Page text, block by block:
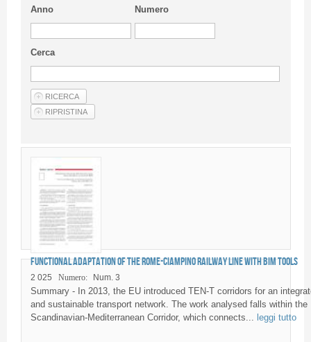
Linee Guida
Privacy Policy
Articoli
Fornitori di prodotti e servizi
Anno Numero
Cerca
Functional adaptation of the Rome-Ciampino railway line with BIM tools
2 025 Numero: Num. 3
Summary - In 2013, the EU introduced TEN-T corridors for an
and sustainable transport network. The work analysed falls within the
Scandinavian-Mediterranean Corridor, which connects...
leggi tutto